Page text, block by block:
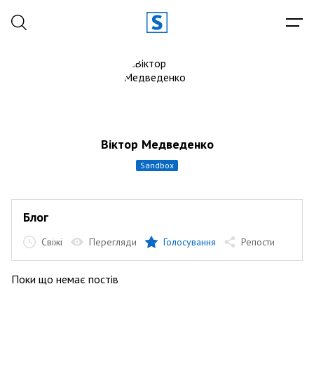
Віктор Медведенко
sandbox
Блог
Свіжі Перегляди Голосування Репости
Поки що немає постів